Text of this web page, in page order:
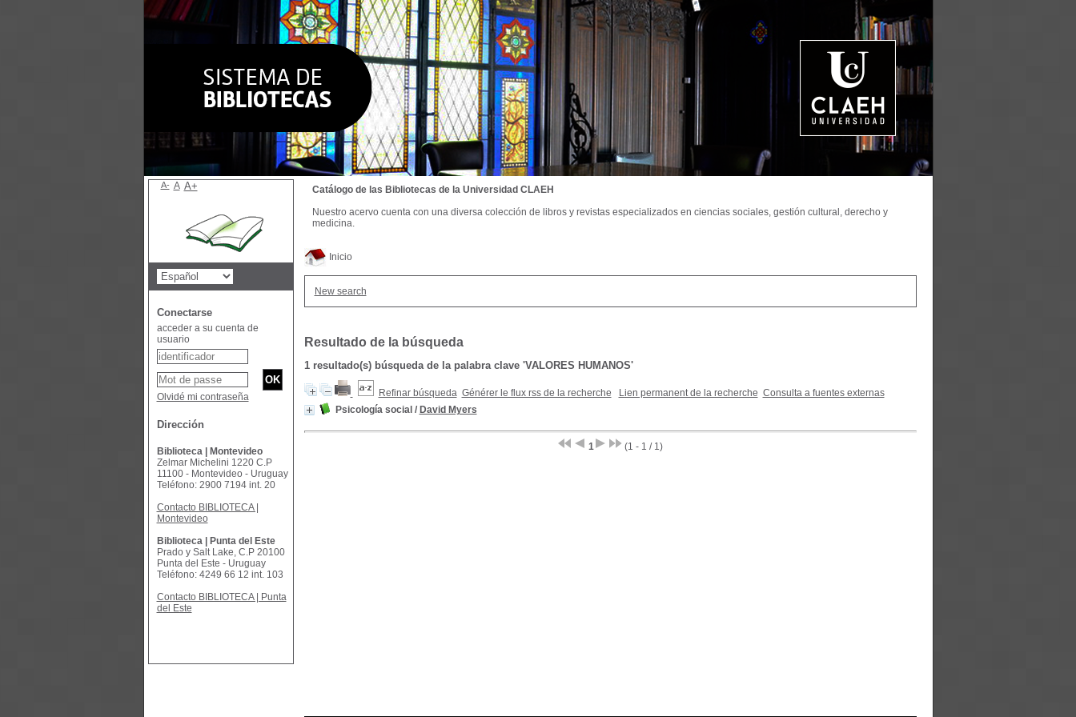
Inicio
New search
Resultado de la búsqueda
1 resultado(s) búsqueda de la palabra clave 'VALORES HUMANOS'
Refinar búsqueda Générer le flux rss de la recherche Lien permanent de la recherche Consulta a fuentes externas
Psicología social / David Myers
1 (1 - 1 / 1)
Catálogo de las Bibliotecas de la Universidad CLAEH
Nuestro acervo cuenta con una diversa colección de libros y revistas especializados en ciencias sociales, gestión cultural, derecho y
medicina.
A- A A+
Conectarse
acceder a su cuenta de
usuario
Olvidé mi contraseña
Dirección
Biblioteca | Montevideo
Zelmar Michelini 1220 C.P
11100 - Montevideo - Uruguay
Teléfono: 2900 7194 int. 20
Contacto BIBLIOTECA |
Montevideo
Biblioteca | Punta del Este
Prado y Salt Lake, C.P 20100
Punta del Este - Uruguay
Teléfono: 4249 66 12 int. 103
Contacto BIBLIOTECA | Punta
del Este